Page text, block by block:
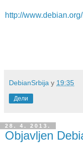
http://
DebianSrbija у 19:35
Дели
28. 4. 2013.
Objavljen